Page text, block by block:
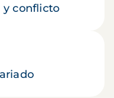
y conflicto